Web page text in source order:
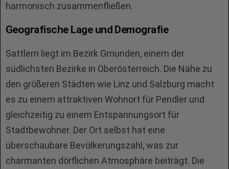
harmonisch zusammenfließen.
Geografische Lage und Demografie
Sattlern liegt im Bezirk Gmunden, einem der
südlichsten Bezirke in Oberösterreich. Die Nähe zu
den größeren Städten wie Linz und Salzburg macht
es zu einem attraktiven Wohnort für Pendler und
gleichzeitig zu einem Entspannungsort für
Stadtbewohner. Der Ort selbst hat eine
überschaubare Bevölkerungszahl, was zur
charmanten dörflichen Atmosphäre beiträgt. Die